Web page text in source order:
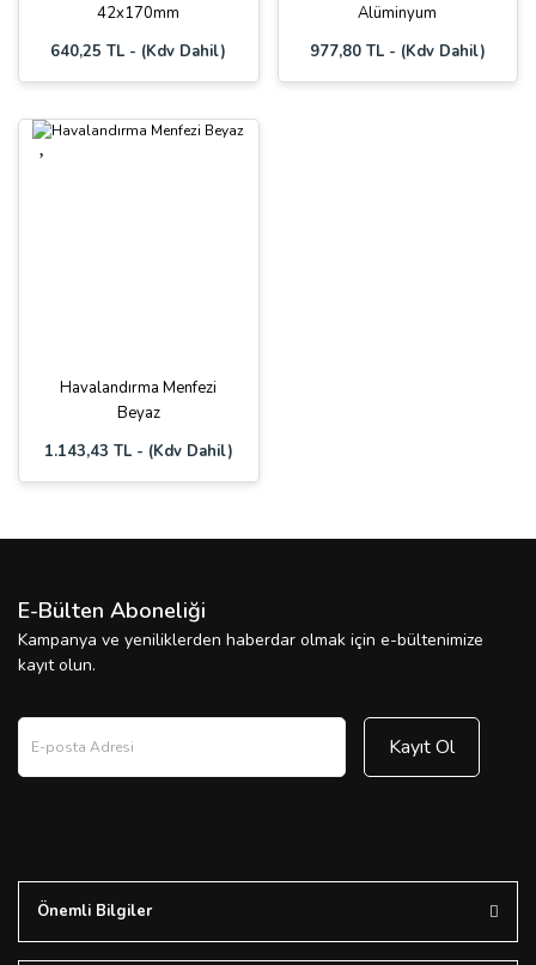
42x170mm
640,25 TL - (Kdv Dahil)
Alüminyum
977,80 TL - (Kdv Dahil)
Havalandırma Menfezi
Beyaz
1.143,43 TL - (Kdv Dahil)
E-Bülten Aboneliği
Kampanya ve yeniliklerden haberdar olmak için e-bültenimize
kayıt olun.
Kayıt Ol
Önemli Bilgiler